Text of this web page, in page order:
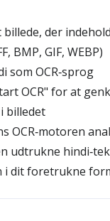
billede, der
BMP, GIF, WEBP)
som OCR‑sprog
OCR" for at
billedet
OCR‑motoren
udtrukne
i dit foretrukne